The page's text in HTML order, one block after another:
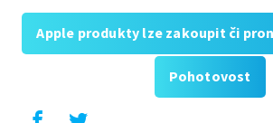
Apple produkty lze zakoupit či
Pohotovost